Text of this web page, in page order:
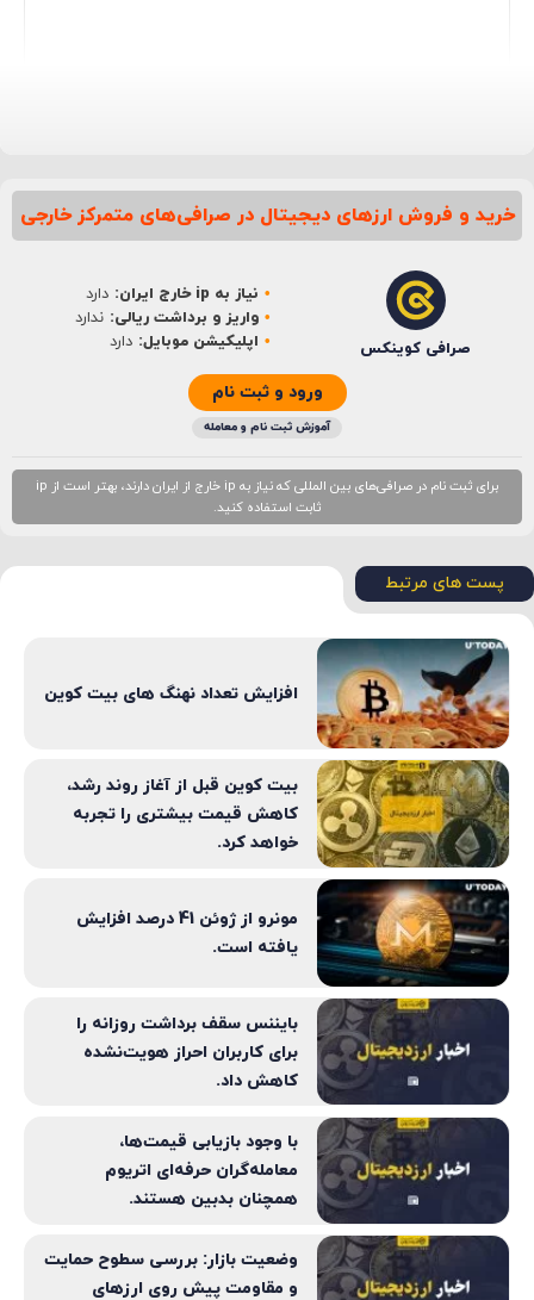
نام*
خرید و فروش ارزهای دیجیتال در صرافی‌های متمرکز خارجی
صرافی کوینکس
نیاز به ip خارج ایران:
دارد
واریز و برداشت ریالی: ندارد
اپلیکیشن موبایل: دارد
ورود و ثبت نام
آموزش ثبت نام و معامله
برای ثبت نام در صرافی‌های بین المللی که نیاز به ip خارج از ایران دارند، بهتر است از ip
ثابت استفاده کنید.
پست های مرتبط
افزایش تعداد نهنگ های بیت کوین
بیت کوین قبل از آغاز روند رشد،
کاهش قیمت بیشتری را تجربه
خواهد کرد.
مونرو از ژوئن 41 درصد افزایش
یافته است.
بایننس سقف برداشت روزانه را
برای کاربران احراز هویت‌نشده
کاهش داد.
با وجود بازیابی قیمت‌ها،
معامله‌گران حرفه‌ای اتریوم
همچنان بدبین هستند.
وضعیت بازار: بررسی سطوح حمایت
و مقاومت پیش‌ روی ارزهای